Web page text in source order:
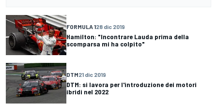
FORMULA 128 dic 2019
Hamilton: "Incontrare Lauda prima della
scomparsa mi ha colpito"
DTM21 dic 2019
DTM: si lavora per l'introduzione dei motori
ibridi nel 2022